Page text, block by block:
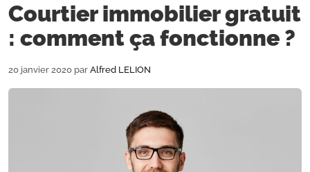
Courtier immobilier gratuit
: comment ça fonctionne ?
20 janvier 2020 par Alfred LELION